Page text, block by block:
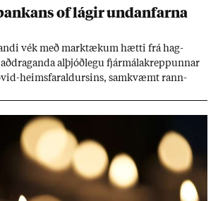
of lág­ir und­an­farna
vék með mark­tæk­um hætti frá hag­
al­þjóð­legu fjár­málakrepp­unn­ar
heims­far­ald­urs­ins, sam­kvæmt rann­